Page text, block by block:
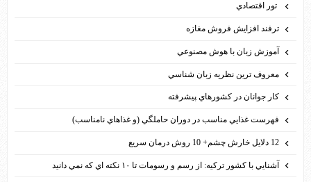
تور اقتصادي
ترفند افزايش فروش مغازه
آموزش زبان با هوش مصنوعي
معروف ترين نظريه زبان شناسي
كار جوانان در كشورهاي پيشرفته
فهرست غذايي مناسب در دوران حاملگي (و غذاهاي نامناسب)
12 دلايل خارش چشم+ 10 روش درمان سريع
آشنايي با كشور تركيه: از رسم و رسومات تا ۱۰ نكته اي كه نمي دانيد